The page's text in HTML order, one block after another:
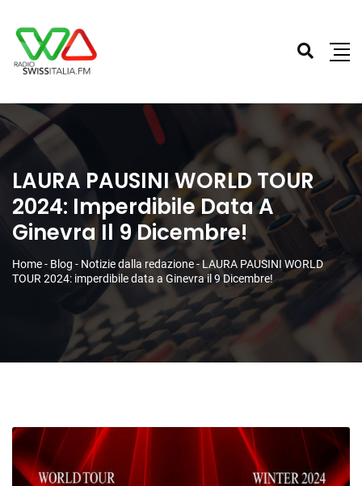
LAURA PAUSINI WORLD TOUR
2024: Imperdibile Data A
Ginevra Il 9 Dicembre!
Home- Blog - Notizie dalla redazione- LAURA PAUSINI WORLD
TOUR 2024: imperdibile data a Ginevra il 9 Dicembre!